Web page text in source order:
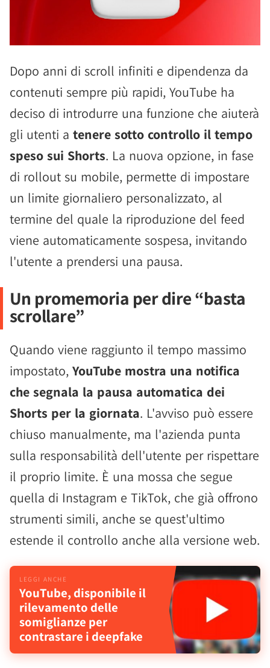
Dopo anni di scroll infiniti e dipendenza da
contenuti sempre più rapidi, YouTube ha
deciso di introdurre una funzione che aiuterà
gli utenti a tenere sotto controllo il tempo
speso sui Shorts. La nuova opzione, in fase
di rollout su mobile, permette di impostare
un limite giornaliero personalizzato, al
termine del quale la riproduzione del feed
viene automaticamente sospesa, invitando
l'utente a prendersi una pausa.
Un promemoria per dire “basta
scrollare”
Quando viene raggiunto il tempo massimo
impostato, YouTube mostra una notifica
che segnala la pausa automatica dei
Shorts per la giornata. L'avviso può essere
chiuso manualmente, ma l'azienda punta
sulla responsabilità dell'utente per rispettare
il proprio limite. È una mossa che segue
quella di Instagram e TikTok, che già offrono
strumenti simili, anche se quest'ultimo
estende il controllo anche alla versione web.
YouTube, disponibile il
rilevamento delle
somiglianze per
contrastare i deepfake